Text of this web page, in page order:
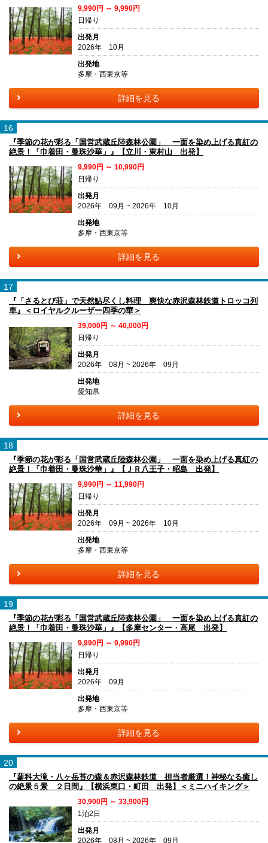
9,990円 ～ 9,990円
日帰り
出発月
2026年 10月
出発地
多摩・西東京等
詳細を見る
16
『季節の花が彩る「国営武蔵丘陸森林公園」 一面を染め上げる真紅の
絶景！「巾着田・曼珠沙華」』【立川・東村山 出発】
9,990円 ～ 10,990円
日帰り
出発月
2026年 09月 ~ 2026年 10月
出発地
多摩・西東京等
詳細を見る
17
『「さるとび荘」で天然鮎尽くし料理 爽快な赤沢森林鉄道トロッコ列
車』＜ロイヤルクルーザー四季の華＞
39,000円 ～ 40,000円
日帰り
出発月
2026年 08月 ~ 2026年 09月
出発地
愛知県
詳細を見る
18
『季節の花が彩る「国営武蔵丘陸森林公園」 一面を染め上げる真紅の
絶景！「巾着田・曼珠沙華」』【ＪＲ八王子・昭島 出発】
9,990円 ～ 11,990円
日帰り
出発月
2026年 09月 ~ 2026年 10月
出発地
多摩・西東京等
詳細を見る
19
『季節の花が彩る「国営武蔵丘陸森林公園」 一面を染め上げる真紅の
絶景！「巾着田・曼珠沙華」』【多摩センター・高尾 出発】
9,990円 ～ 9,990円
日帰り
出発月
2026年 09月
出発地
多摩・西東京等
詳細を見る
20
『蓼科大滝・八ヶ岳苔の森＆赤沢森林鉄道 担当者厳選！神秘なる癒し
の絶景５景 ２日間』【横浜東口・町田 出発】＜ミニハイキング＞
30,900円 ～ 33,900円
1泊2日
出発月
2026年 08月 ~ 2026年 09月